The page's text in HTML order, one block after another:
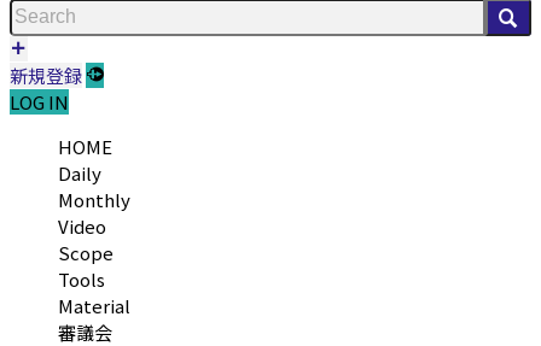
新規登録
LOG IN
HOME
Daily
Monthly
Video
Scope
Tools
Material
審議会